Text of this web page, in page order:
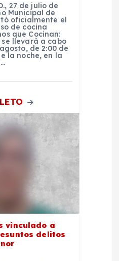
27 de julio de
Municipal de
oficialmente el
de cocina
que Cocinan:
llevará a cabo
de 2:00 de
la noche, en la
vinculado a
delitos